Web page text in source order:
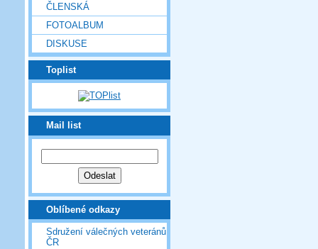
ČLENSKÁ
FOTOALBUM
DISKUSE
Toplist
Mail list
Oblíbené odkazy
Sdružení válečných veteránů
ČR